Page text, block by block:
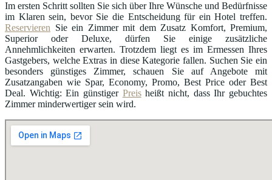
Im ersten Schritt sollten Sie sich über Ihre Wünsche und Bedürfnisse
im Klaren sein, bevor Sie die Entscheidung für ein Hotel treffen.
Reservieren Sie ein Zimmer mit dem Zusatz Komfort, Premium,
Superior oder Deluxe, dürfen Sie einige zusätzliche
Annehmlichkeiten erwarten. Trotzdem liegt es im Ermessen Ihres
Gastgebers, welche Extras in diese Kategorie fallen. Suchen Sie ein
besonders günstiges Zimmer, schauen Sie auf Angebote mit
Zusatzangaben wie Spar, Economy, Promo, Best Price oder Best
Deal. Wichtig: Ein günstiger Preisheißt nicht, dass Ihr gebuchtes
Zimmer minderwertiger sein wird.